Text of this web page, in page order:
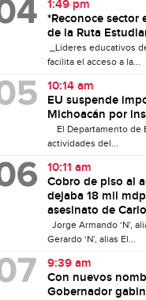
1:49 pm
*Reconoce sector
de la Ruta
_Líderes educativos
facilita el acceso a la...
10:14 am
EU suspende
Michoacán por
El Departamento de
actividades del...
10:11 am
Cobro de piso al
dejaba 18 mil
asesinato de
Jorge Armando ‘N’,
Gerardo ‘N’, alias El...
9:39 am
Con nuevos
Gobernador